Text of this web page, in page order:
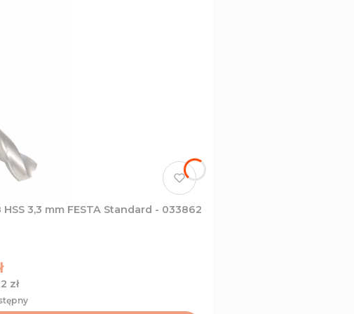
Wiertło do metalu lewoskrętne NWKa DIN 338 HSS 3,3 mm FESTA Standard - 033862
zł